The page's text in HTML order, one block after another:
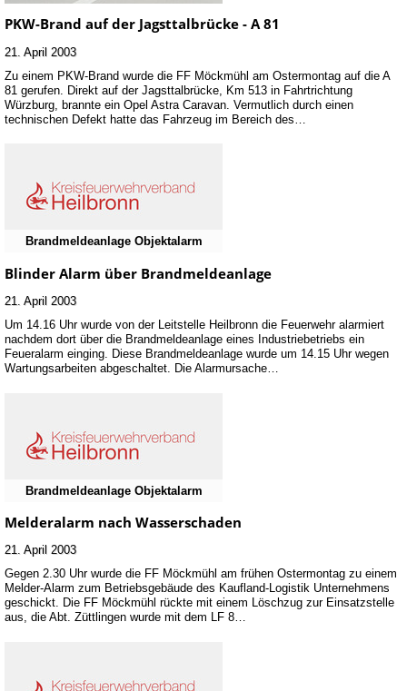
PKW-Brand auf der Jagsttalbrücke - A 81
21. April 2003
Zu einem PKW-Brand wurde die FF Möckmühl am Ostermontag auf die A
81 gerufen. Direkt auf der Jagsttalbrücke, Km 513 in Fahrtrichtung
Würzburg, brannte ein Opel Astra Caravan. Vermutlich durch einen
technischen Defekt hatte das Fahrzeug im Bereich des…
Brandmeldeanlage Objektalarm
Blinder Alarm über Brandmeldeanlage
21. April 2003
Um 14.16 Uhr wurde von der Leitstelle Heilbronn die Feuerwehr alarmiert
nachdem dort über die Brandmeldeanlage eines Industriebetriebs ein
Feueralarm einging. Diese Brandmeldeanlage wurde um 14.15 Uhr wegen
Wartungsarbeiten abgeschaltet. Die Alarmursache…
Brandmeldeanlage Objektalarm
Melderalarm nach Wasserschaden
21. April 2003
Gegen 2.30 Uhr wurde die FF Möckmühl am frühen Ostermontag zu einem
Melder-Alarm zum Betriebsgebäude des Kaufland-Logistik Unternehmens
geschickt. Die FF Möckmühl rückte mit einem Löschzug zur Einsatzstelle
aus, die Abt. Züttlingen wurde mit dem LF 8…